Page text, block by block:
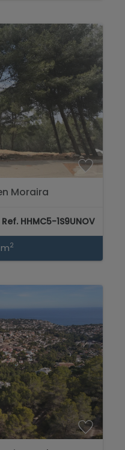
Moraira
Ref. HHMC5-1S9UNOV
2